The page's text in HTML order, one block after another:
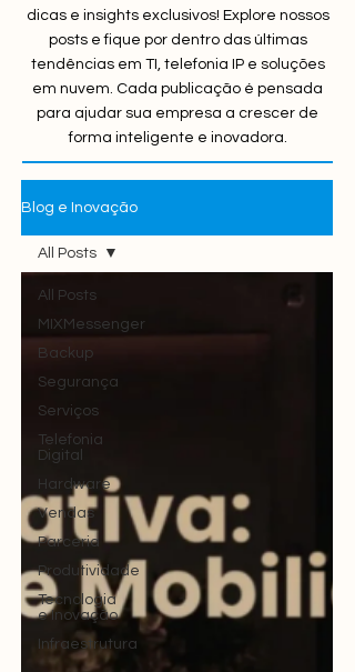
dicas e insights exclusivos! Explore nossos
posts e fique por dentro das últimas
tendências em TI, telefonia IP e soluções
em nuvem. Cada publicação é pensada
para ajudar sua empresa a crescer de
forma inteligente e inovadora.
Blog e Inovação
All Posts
MIXMessenger
Backup
Segurança
Serviços
Telefonia
Digital
Hardware
Vendas
Parceria
Produtividade
Tecnologia
e Inovação
Infraestrutura
All Posts